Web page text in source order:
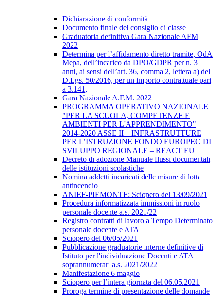
Dichiarazione di conformità
Documento finale del consiglio di classe
Graduatoria definitiva Gara Nazionale AFM
2022
Determina per l’affidamento diretto tramite, OdA
Mepa, dell’incarico da DPO/GDPR per n. 3
anni, ai sensi dell’art. 36, comma 2, lettera a) del
D.Lgs. 50/2016, per un importo contrattuale pari
a 3.141,
Gara Nazionale A.F.M. 2022
PROGRAMMA OPERATIVO NAZIONALE
"PER LA SCUOLA, COMPETENZE E
AMBIENTI PER L'APPRENDIMENTO"
2014-2020 ASSE II – INFRASTRUTTURE
PER L’ISTRUZIONE FONDO EUROPEO DI
SVILUPPO REGIONALE – REACT EU
Decreto di adozione Manuale flussi documentali
delle istituzioni scolastiche
Nomina addetti incaricati delle misure di lotta
antincendio
ANIEF-PIEMONTE: Sciopero del 13/09/2021
Procedura informatizzata immissioni in ruolo
personale docente a.s. 2021/22
Registro contratti di lavoro a Tempo Determinato
personale docente e ATA
Sciopero del 06/05/2021
Pubblicazione graduatorie interne definitive di
Istituto per l'individuazione Docenti e ATA
soprannumerari a.s. 2021/2022
Manifestazione 6 maggio
Sciopero per l’intera giornata del 06.05.2021
Proroga termine di presentazione delle domande